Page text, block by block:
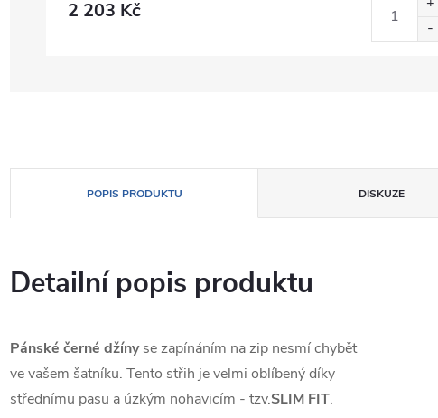
2 203 Kč
POPIS PRODUKTU DISKUZE
Detailní popis produktu
Pánské černé džínyse zapínáním na zip nesmí chybět
ve vašem šatníku. Tento střih je velmi oblíbený díky
střednímu pasu a úzkým nohavicím - tzv.SLIM FIT.